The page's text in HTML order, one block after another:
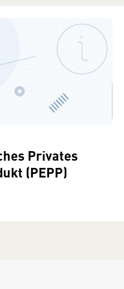
Privates
(PEPP)